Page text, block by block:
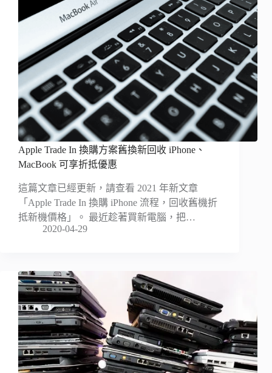
Apple Trade In 換購方案舊換新回收 iPhone、
MacBook 可享折抵優惠
這篇文章已經更新，請查看 2021 年新文章
「Apple Trade In 換購 iPhone 流程，回收舊機折
抵新機價格」。 最近趁著買新電腦，把…
2020-04-29